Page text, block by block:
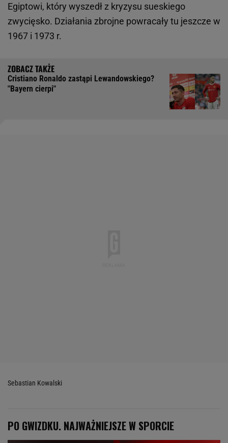
Egiptowi, który wyszedł z kryzysu sueskiego
zwycięsko. Działania zbrojne powracały tu jeszcze w
1967 i 1973 r.
Cristiano Ronaldo zastąpi Lewandowskiego?
"Bayern cierpi"
Sebastian Kowalski